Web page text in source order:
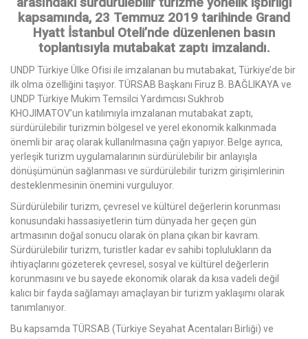
kapsamında, 23 Temmuz 2019 tarihinde Grand
Hyatt İstanbul Oteli’nde düzenlenen basın
toplantısıyla mutabakat zaptı imzalandı.
UNDP Türkiye Ülke Ofisi ile imzalanan bu mutabakat, Türkiye’de bir
ilk olma özelliğini taşıyor. TÜRSAB Başkanı Firuz B. BAĞLIKAYA ve
UNDP Türkiye Mukim Temsilci Yardımcısı Sukhrob
KHOJIMATOV’un katılımıyla imzalanan mutabakat zaptı,
sürdürülebilir turizmin bölgesel ve yerel ekonomik kalkınmada
önemli bir araç olarak kullanılmasına çağrı yapıyor. Belge ayrıca,
yerleşik turizm uygulamalarının sürdürülebilir bir anlayışla
dönüşümünün sağlanması ve sürdürülebilir turizm girişimlerinin
desteklenmesinin önemini vurguluyor.
Sürdürülebilir turizm, çevresel ve kültürel değerlerin korunması
konusundaki hassasiyetlerin tüm dünyada her geçen gün
artmasının doğal sonucu olarak ön plana çıkan bir kavram.
Sürdürülebilir turizm, turistler kadar ev sahibi toplulukların da
ihtiyaçlarını gözeterek çevresel, sosyal ve kültürel değerlerin
korunmasını ve bu sayede ekonomik olarak da kısa vadeli değil
kalıcı bir fayda sağlamayı amaçlayan bir turizm yaklaşımı olarak
tanımlanıyor.
Bu kapsamda TÜRSAB (Türkiye Seyahat Acentaları Birliği) ve